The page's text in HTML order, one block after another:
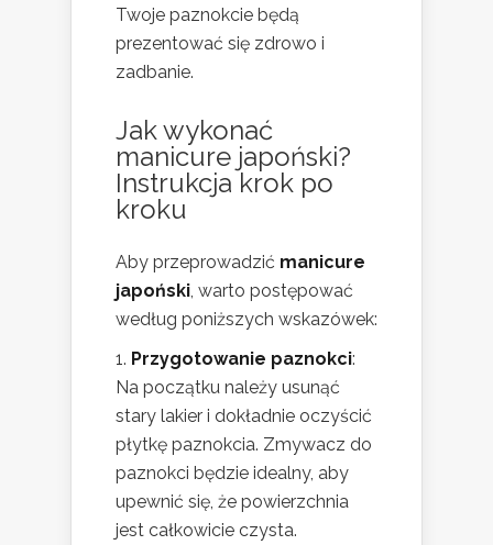
Twoje paznokcie będą
prezentować się zdrowo i
zadbanie.
Jak wykonać
manicure japoński?
Instrukcja krok po
kroku
Aby przeprowadzić manicure
japoński, warto postępować
według poniższych wskazówek:
Przygotowanie paznokci:
Na początku należy usunąć
stary lakier i dokładnie oczyścić
płytkę paznokcia. Zmywacz do
paznokci będzie idealny, aby
upewnić się, że powierzchnia
jest całkowicie czysta.